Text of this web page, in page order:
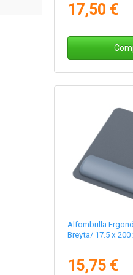
17,50 €
Alfombrilla
Breyta/ 17.5 x
15,75 €